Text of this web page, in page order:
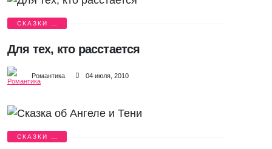
СКАЗКИ О
Для тех, кто расстается
Романтика 04 июля, 2010
СКАЗКИ О